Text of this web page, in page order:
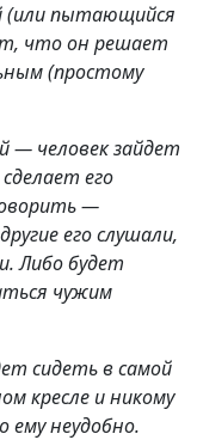
(или пытающийся
что он решает
(простому
— человек зайдет
его
—
его слушали,
Либо будет
чужим
сидеть в самой
кресле и никому
ему неудобно.